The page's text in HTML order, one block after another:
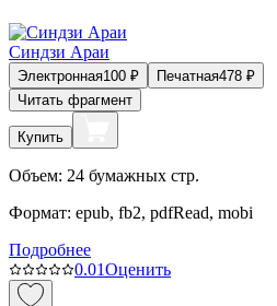
Синдзи Араи
Электронная100 ₽ Печатная478 ₽
Читать фрагмент
Купить
Объем: 24 бумажных стр.
Формат: epub, fb2, pdfRead, mobi
Подробнее
0.01Оценить